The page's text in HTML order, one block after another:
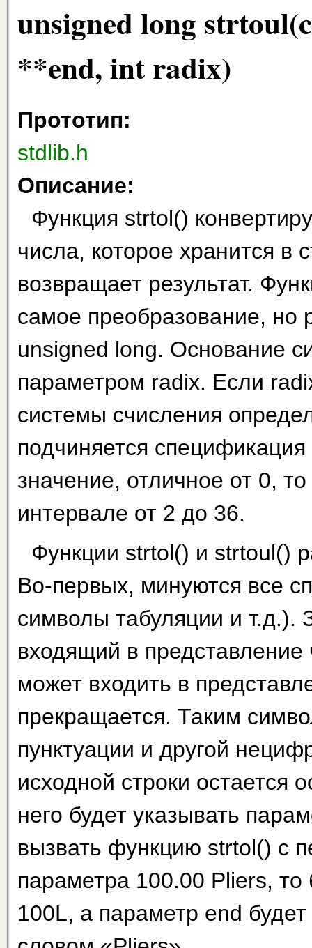
unsigned long
**end, int radix)
Прототип:
stdlib.h
Описание:
Функция strtol()
числа, которое хранится в
возвращает результат.
самое преобразова­ние, но
unsigned long. Основание
параметром radix. Если
системы счисления
подчиняется
значение, отличное от 0,
интервале от 2 до 36.
Функции strtol() и strtoul()
Во-первых, минуются все
символы табуляции и т.д.).
входящий в
может входить в
прекращается. Таким
пунктуации и другой
исходной строки остается
него будет указывать
вызвать функцию strtol() с
параметра 100.00 Pliers,
100L, а параметр end